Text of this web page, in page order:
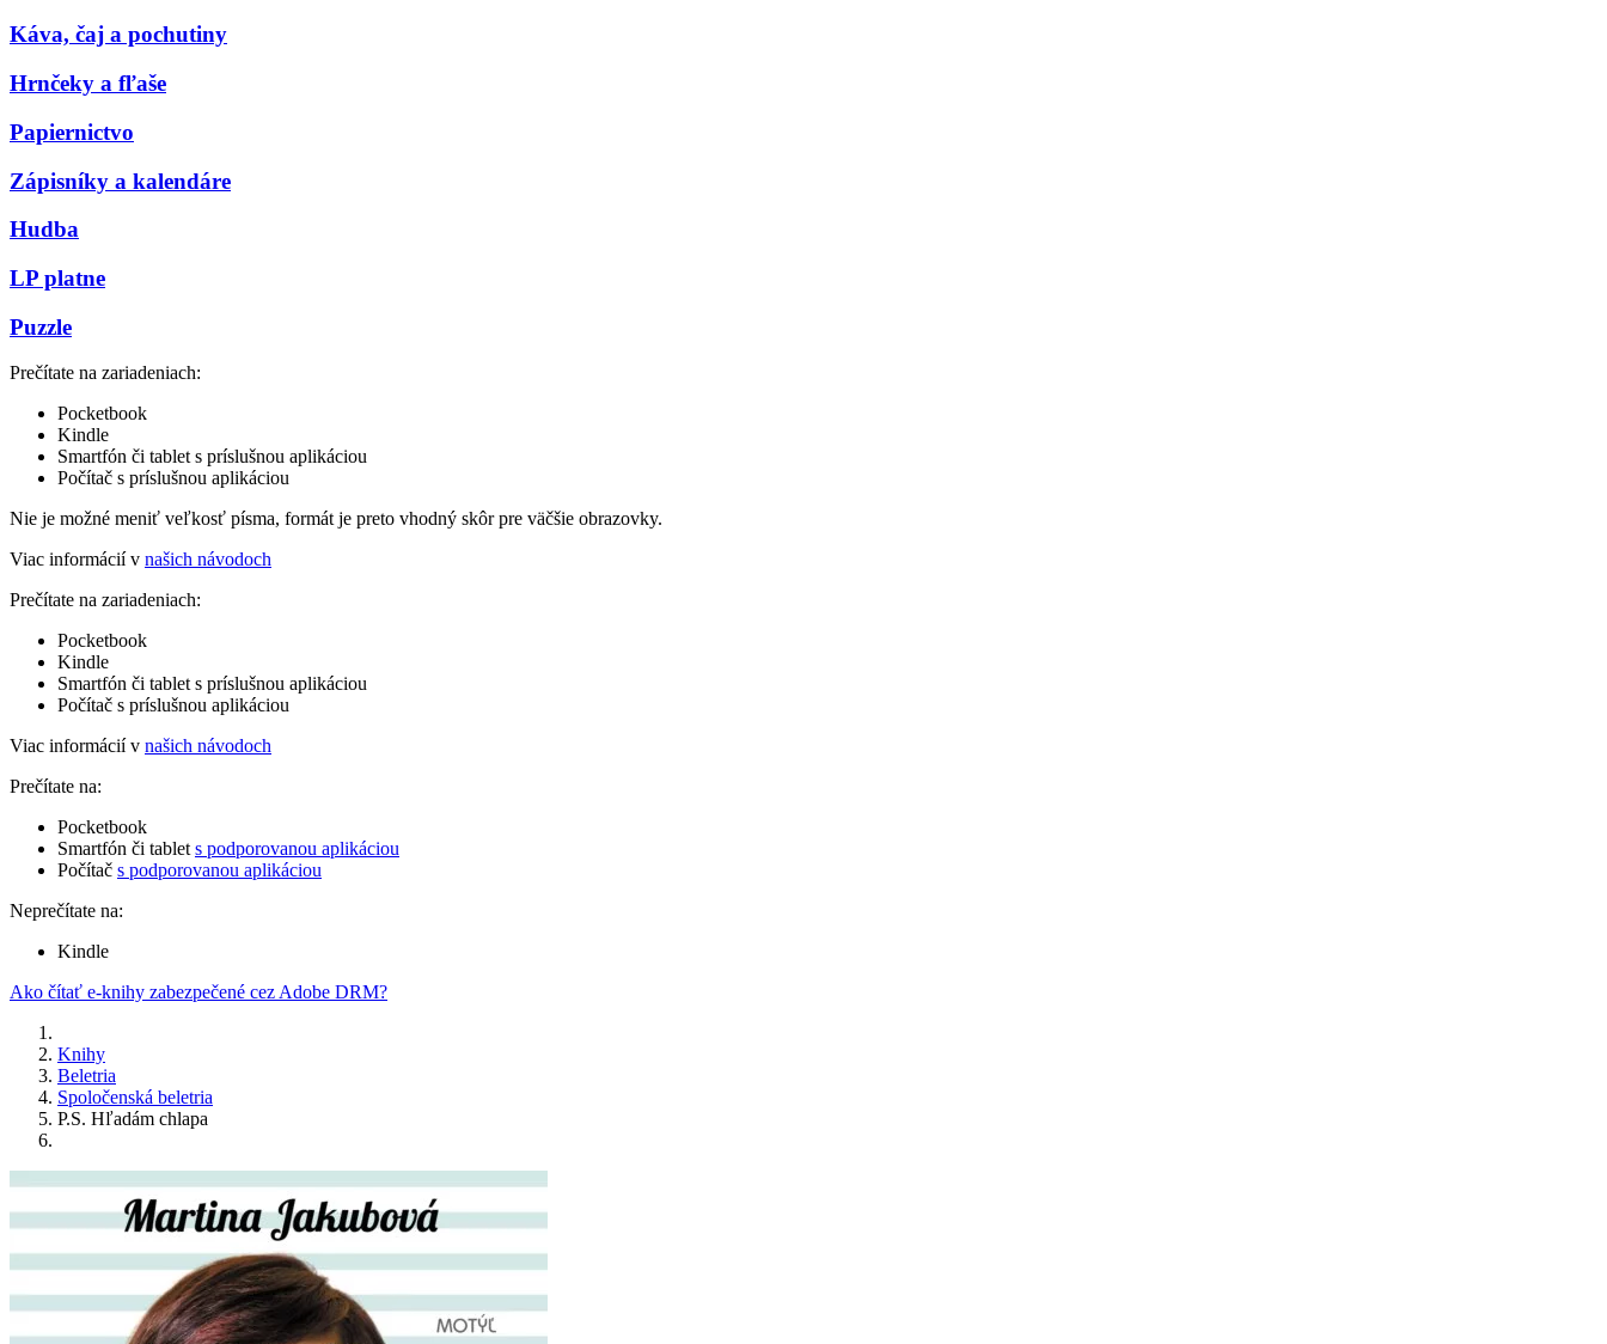
Káva, čaj a pochutiny
Hrnčeky a fľaše
Papiernictvo
Zápisníky a kalendáre
Hudba
LP platne
Puzzle
Prečítate na zariadeniach:
Pocketbook
Kindle
Smartfón či tablet s príslušnou aplikáciou
Počítač s príslušnou aplikáciou
Nie je možné meniť veľkosť písma, formát je preto vhodný skôr pre väčšie obrazovky.
Viac informácií v našich návodoch
Prečítate na zariadeniach:
Pocketbook
Kindle
Smartfón či tablet s príslušnou aplikáciou
Počítač s príslušnou aplikáciou
Viac informácií v našich návodoch
Prečítate na:
Pocketbook
Smartfón či tablet s podporovanou aplikáciou
Počítač s podporovanou aplikáciou
Neprečítate na:
Kindle
Ako čítať e-knihy zabezpečené cez Adobe DRM?
Knihy
Beletria
Spoločenská beletria
P.S. Hľadám chlapa